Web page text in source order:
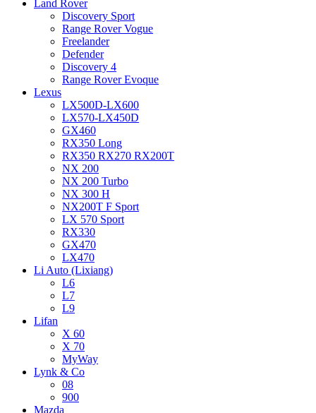
Land Rover
Discovery Sport
Range Rover Vogue
Freelander
Defender
Discovery 4
Range Rover Evoque
Lexus
LX500D-LX600
LX570-LX450D
GX460
RX350 Long
RX350 RX270 RX200T
NX 200
NX 200 Turbo
NX 300 H
NX200T F Sport
LX 570 Sport
RX330
GX470
LX470
Li Auto (Lixiang)
L6
L7
L9
Lifan
X 60
X 70
MyWay
Lynk & Co
08
900
Mazda